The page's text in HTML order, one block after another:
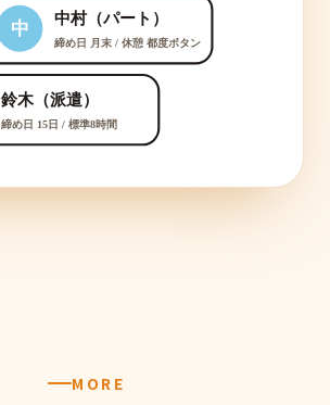
中 中村（パート）
締め日 月末 / 休憩 都度ボタン
鈴木（派遣）
締め日 15日 / 標準8時間
MORE